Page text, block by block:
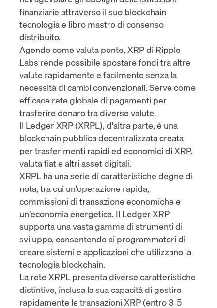
finanziarie attraverso il suo blockchain
tecnologia e libro mastro di consenso
distribuito.
Agendo come valuta ponte, XRP di Ripple
Labs rende possibile spostare fondi tra altre
valute rapidamente e facilmente senza la
necessità di cambi convenzionali. Serve come
efficace rete globale di pagamenti per
trasferire denaro tra diverse valute.
Il Ledger XRP (XRPL), d'altra parte, è una
blockchain pubblica decentralizzata creata
per trasferimenti rapidi ed economici di XRP,
valuta fiat e altri asset digitali.
XRPL ha una serie di caratteristiche degne di
nota, tra cui un'operazione rapida,
commissioni di transazione economiche e
un'economia energetica. Il Ledger XRP
supporta una vasta gamma di strumenti di
sviluppo, consentendo ai programmatori di
creare sistemi e applicazioni che utilizzano la
tecnologia blockchain.
La rete XRPL presenta diverse caratteristiche
distintive, inclusa la sua capacità di gestire
rapidamente le transazioni XRP (entro 3-5